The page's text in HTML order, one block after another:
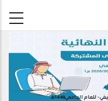
الجامعي1448هـ